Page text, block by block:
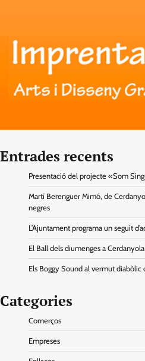
Entrades recents
Presentació del projecte «Som
Martí Berenguer Mimó, de
negres
L’Ajuntament programa un seguit
El Ball dels diumenges a Cerdanyola
Els Boggy Sound al vermut diabòlic
Categories
Comerços
Empreses